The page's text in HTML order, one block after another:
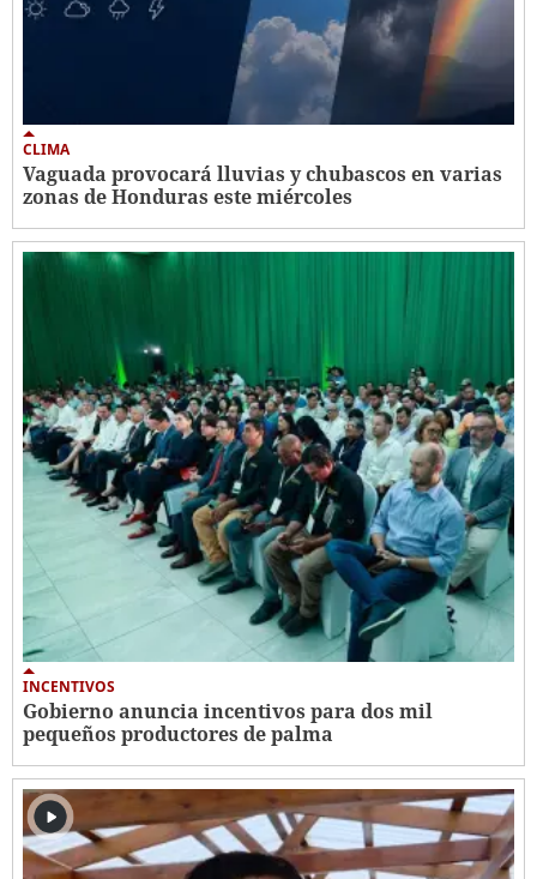
CLIMA
Vaguada provocará lluvias y chubascos en varias
zonas de Honduras este miércoles
INCENTIVOS
Gobierno anuncia incentivos para dos mil
pequeños productores de palma